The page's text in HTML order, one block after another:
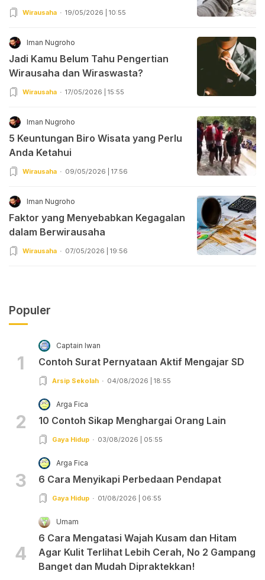
Wirausaha 19/05/2026 | 10:55
Iman Nugroho
Jadi Kamu Belum Tahu Pengertian
Wirausaha dan Wiraswasta?
Wirausaha 17/05/2026 | 15:55
Iman Nugroho
5 Keuntungan Biro Wisata yang Perlu
Anda Ketahui
Wirausaha 09/05/2026 | 17:56
Iman Nugroho
Faktor yang Menyebabkan Kegagalan
dalam Berwirausaha
Wirausaha 07/05/2026 | 19:56
Populer
1
Captain Iwan
Contoh Surat Pernyataan Aktif Mengajar SD
Arsip Sekolah 04/08/2026 | 18:55
2
Arga Fica
10 Contoh Sikap Menghargai Orang Lain
Gaya Hidup 03/08/2026 | 05:55
3
Arga Fica
6 Cara Menyikapi Perbedaan Pendapat
Gaya Hidup 01/08/2026 | 06:55
4
Umam
6 Cara Mengatasi Wajah Kusam dan Hitam
Agar Kulit Terlihat Lebih Cerah, No 2 Gampang
Banget dan Mudah Dipraktekkan!